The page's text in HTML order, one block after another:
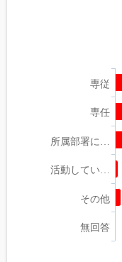
専従
専任
所属部署に…
活動してい…
その他
無回答